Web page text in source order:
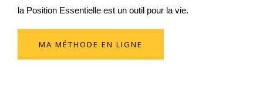
la Position Essentielle est un outil pour la vie.
MA MÉTHODE EN LIGNE